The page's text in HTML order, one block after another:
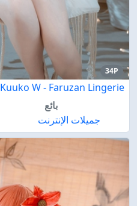
34P
Kuuko W - Faruzan Lingerie
بائع
جميلات الإنترنت